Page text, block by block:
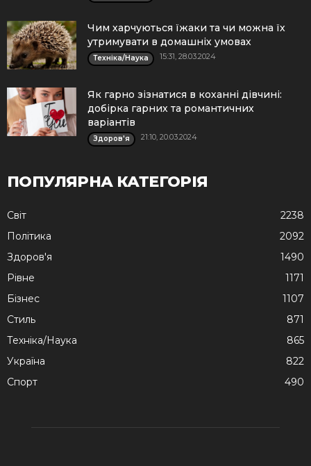
Чим харчуються їжаки та чи можна їх
утримувати в домашніх умовах
Техніка/Наука 15:31, 28.03.2024
Як гарно зізнатися в коханні дівчині:
добірка гарних та романтичних
варіантів
Здоров'я 21:10, 20.03.2024
ПОПУЛЯРНА КАТЕГОРІЯ
Cвіт
2238
Політика
2092
Здоров'я
1490
Рівне
1171
Бізнес
1107
Стиль
871
Техніка/Наука
865
Україна
822
Спорт
490